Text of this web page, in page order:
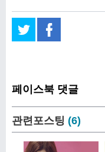
페이스북 댓글
관련포스팅 (6)